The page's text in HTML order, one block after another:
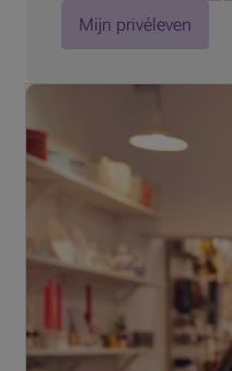
Mijn privéleven
Inbraken, winkeldiefstal,
verliezen flink wat geld
beschermen gaat er niets
maatregelen.